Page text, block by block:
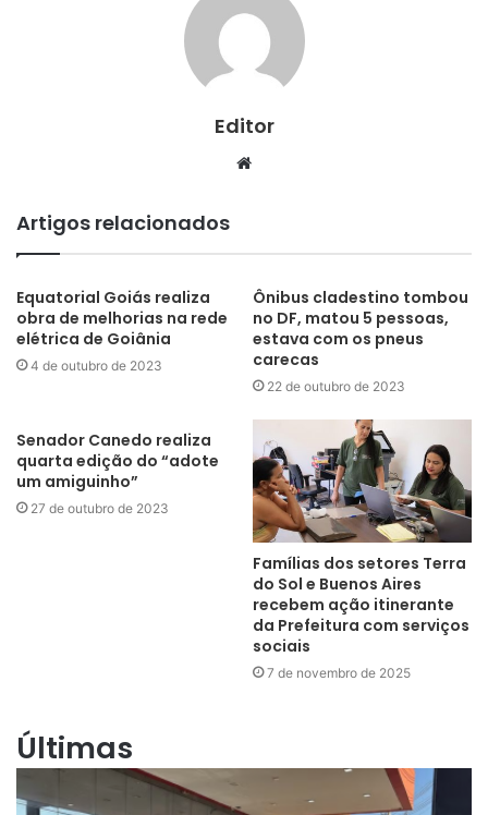
Editor
Website
Artigos relacionados
Equatorial Goiás realiza
obra de melhorias na rede
elétrica de Goiânia
4 de outubro de 2023
Ônibus cladestino tombou
no DF, matou 5 pessoas,
estava com os pneus
carecas
22 de outubro de 2023
Senador Canedo realiza
quarta edição do “adote
um amiguinho”
27 de outubro de 2023
Famílias dos setores Terra
do Sol e Buenos Aires
recebem ação itinerante
da Prefeitura com serviços
sociais
7 de novembro de 2025
Últimas